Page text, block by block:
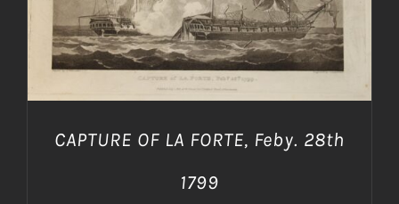
CAPTURE OF LA FORTE, Feby. 28th
1799